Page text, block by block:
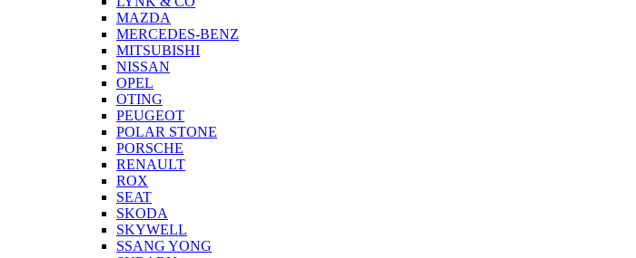
MAZDA
MERCEDES-BENZ
MITSUBISHI
NISSAN
OPEL
OTING
PEUGEOT
POLAR STONE
PORSCHE
RENAULT
ROX
SEAT
SKODA
SKYWELL
SSANG YONG